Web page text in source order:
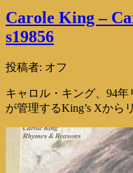
Carole King –
s19856
投稿者: オフ
キャロル・キング、94
が管理するKing’s Xから